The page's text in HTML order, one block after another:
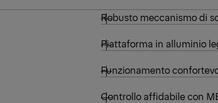
Robusto meccanismo di
Piattaforma in alluminio
Funzionamento
Controllo affidabile con